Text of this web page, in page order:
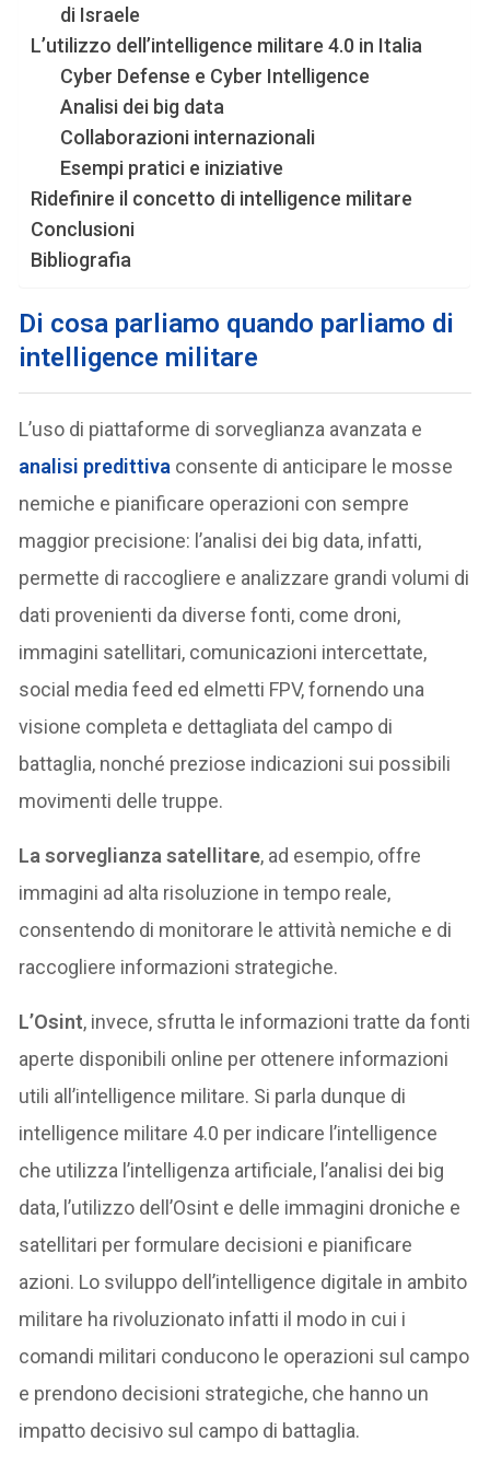
di Israele
L’utilizzo dell’intelligence militare 4.0 in Italia
Cyber Defense e Cyber Intelligence
Analisi dei big data
Collaborazioni internazionali
Esempi pratici e iniziative
Ridefinire il concetto di intelligence militare
Conclusioni
Bibliografia
Di cosa parliamo quando parliamo di
intelligence militare
L’uso di piattaforme di sorveglianza avanzata e
analisi predittiva consente di anticipare le mosse
nemiche e pianificare operazioni con sempre
maggior precisione: l’analisi dei big data, infatti,
permette di raccogliere e analizzare grandi volumi di
dati provenienti da diverse fonti, come droni,
immagini satellitari, comunicazioni intercettate,
social media feed ed elmetti FPV, fornendo una
visione completa e dettagliata del campo di
battaglia, nonché preziose indicazioni sui possibili
movimenti delle truppe.
La sorveglianza satellitare, ad esempio, offre
immagini ad alta risoluzione in tempo reale,
consentendo di monitorare le attività nemiche e di
raccogliere informazioni strategiche.
L’Osint, invece, sfrutta le informazioni tratte da fonti
aperte disponibili online per ottenere informazioni
utili all’intelligence militare. Si parla dunque di
intelligence militare 4.0 per indicare l’intelligence
che utilizza l’intelligenza artificiale, l’analisi dei big
data, l’utilizzo dell’Osint e delle immagini droniche e
satellitari per formulare decisioni e pianificare
azioni. Lo sviluppo dell’intelligence digitale in ambito
militare ha rivoluzionato infatti il modo in cui i
comandi militari conducono le operazioni sul campo
e prendono decisioni strategiche, che hanno un
impatto decisivo sul campo di battaglia.